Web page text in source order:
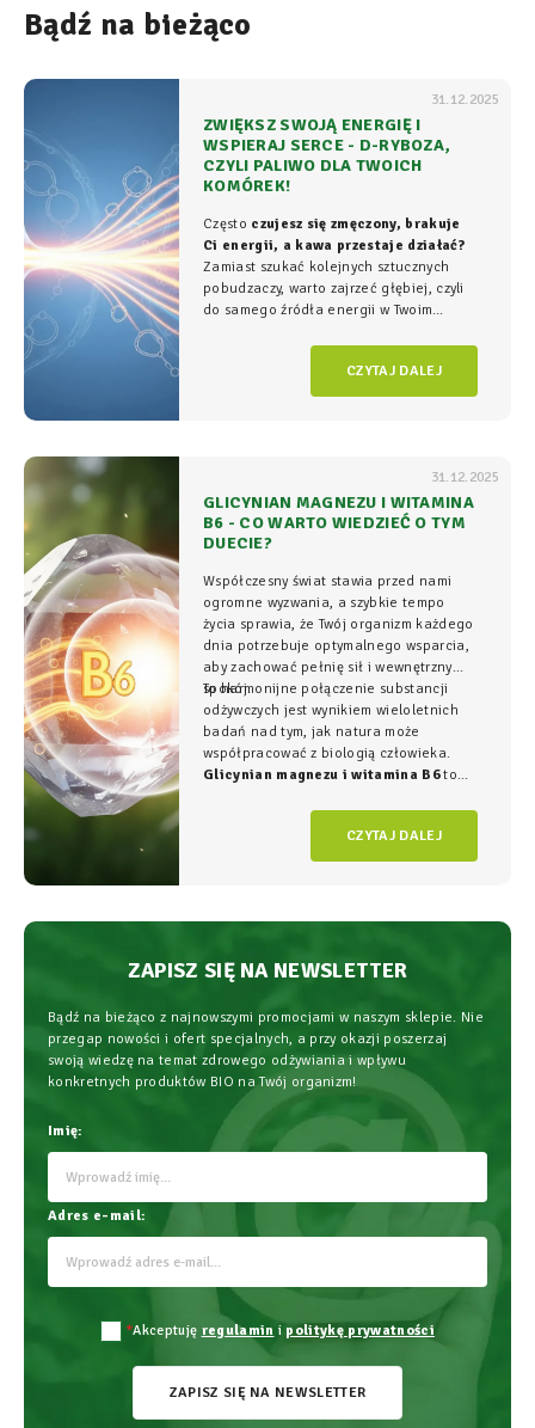
Bądź na bieżąco
31.12.2025
ZWIĘKSZ SWOJĄ ENERGIĘ I
WSPIERAJ SERCE - D-RYBOZA,
CZYLI PALIWO DLA TWOICH
KOMÓREK!
Często czujesz się zmęczony, brakuje
Ci energii, a kawa przestaje działać?
Zamiast szukać kolejnych sztucznych
pobudzaczy, warto zajrzeć głębiej, czyli
do samego źródła energii w Twoim
komórkowym rozgrywa się cała
CZYTAJ DALEJ
31.12.2025
GLICYNIAN MAGNEZU I WITAMINA
B6 - CO WARTO WIEDZIEĆ O TYM
DUECIE?
Współczesny świat stawia przed nami
ogromne wyzwania, a szybkie tempo
życia sprawia, że Twój organizm każdego
dnia potrzebuje optymalnego wsparcia,
aby zachować pełnię sił i wewnętrzny
spokój.
To harmonijne połączenie substancji
odżywczych jest wynikiem wieloletnich
badań nad tym, jak natura może
współpracować z biologią człowieka.
Glicynian magnezu i witamina B6to
fundament świadomego wspierania
organizmu, łączący wysoką skuteczność z
najwyższym bezpieczeństwem
CZYTAJ DALEJ
ZAPISZ SIĘ NA NEWSLETTER
Bądź na bieżąco z najnowszymi promocjami w naszym sklepie. Nie
przegap nowości i ofert specjalnych, a przy okazji poszerzaj
swoją wiedzę na temat zdrowego odżywiania i wpływu
konkretnych produktów BIO na Twój organizm!
Imię:
Adres e-mail:
*Akceptuję regulamin i politykę prywatności
ZAPISZ SIĘ NA NEWSLETTER